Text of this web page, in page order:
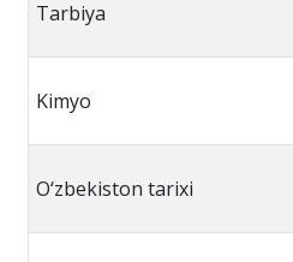
Tarbiya
Kimyo
O‘zbekiston tarixi